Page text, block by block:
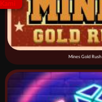
Mines Gold Rush